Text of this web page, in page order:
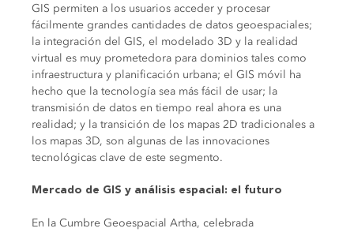
GIS permiten a los usuarios acceder y procesar
fácilmente grandes cantidades de datos geoespaciales;
la integración del GIS, el modelado 3D y la realidad
virtual es muy prometedora para dominios tales como
infraestructura y planificación urbana; el GIS móvil ha
hecho que la tecnología sea más fácil de usar; la
transmisión de datos en tiempo real ahora es una
realidad; y la transición de los mapas 2D tradicionales a
los mapas 3D, son algunas de las innovaciones
tecnológicas clave de este segmento.
Mercado de GIS y análisis espacial: el futuro
En la Cumbre Geoespacial Artha, celebrada